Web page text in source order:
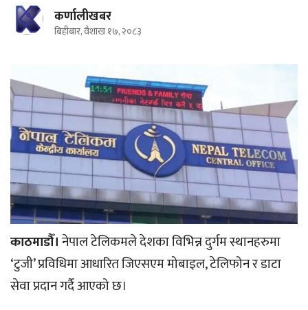
कर्णालीखबर
बिहीबार, वैशाख १७, २०८३
काठमाडौँ।नेपाल टेलिकमले देशका विभिन्न दुर्गम स्थानहरुमा
‘टुजी’ प्रविधिमा आधारित जिएसएम मोबाइल, टेलिफोन र डाटा
सेवा प्रदान गर्दै आएको छ।